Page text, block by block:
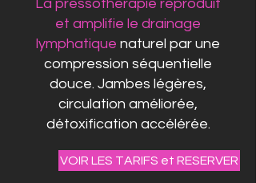
La pressothérapie reproduit
et amplifie le drainage
lymphatique naturel par une
compression séquentielle
douce. Jambes légères,
circulation améliorée,
détoxification accélérée.
VOIR LES TARIFS et RESERVER